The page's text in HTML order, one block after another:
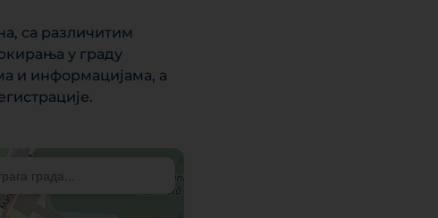
са различитим
у граду
и информацијама, а